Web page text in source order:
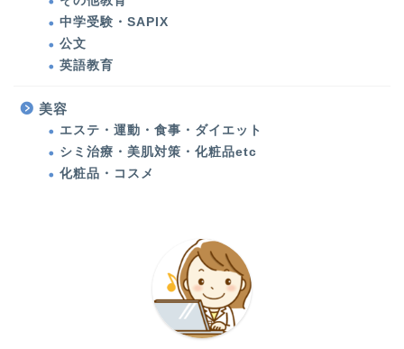
中学受験・SAPIX
公文
英語教育
美容
エステ・運動・食事・ダイエット
シミ治療・美肌対策・化粧品etc
化粧品・コスメ
甲状腺機能低下症（橋本
アメリカ生活
バックパッカーの記憶